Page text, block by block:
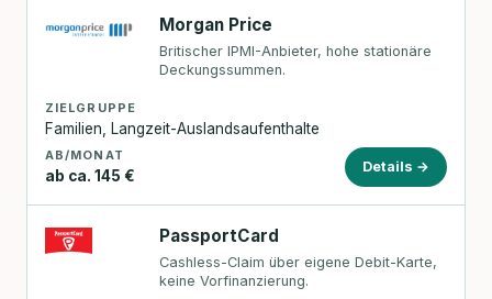
Morgan Price
Britischer IPMI-Anbieter, hohe stationäre
Deckungssummen.
ZIELGRUPPE
Familien, Langzeit-Auslandsaufenthalte
AB/MONAT
ab ca. 145 €
Details →
PassportCard
Cashless-Claim über eigene Debit-Karte,
keine Vorfinanzierung.